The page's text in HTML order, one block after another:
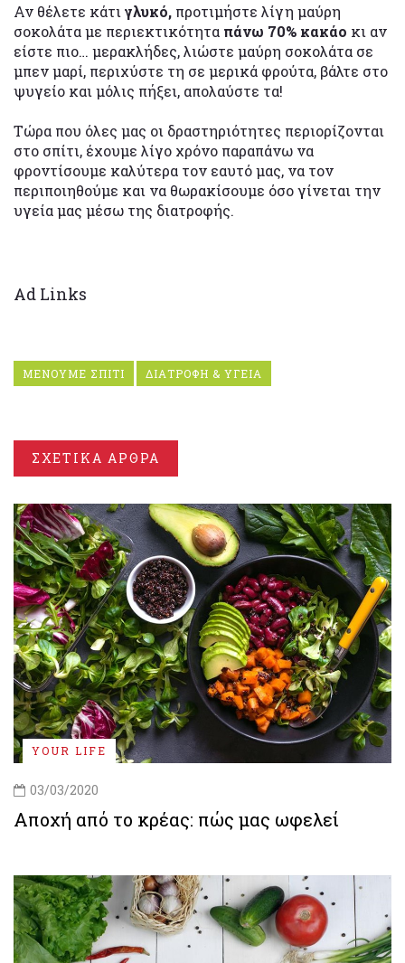
Αν θέλετε κάτι γλυκό, προτιμήστε λίγη μαύρη
σοκολάτα με περιεκτικότητα πάνω 70% κακάο κι αν
είστε πιο… μερακλήδες, λιώστε μαύρη σοκολάτα σε
μπεν μαρί, περιχύστε τη σε μερικά φρούτα, βάλτε στο
ψυγείο και μόλις πήξει, απολαύστε τα!
Τώρα που όλες μας οι δραστηριότητες περιορίζονται
στο σπίτι, έχουμε λίγο χρόνο παραπάνω να
φροντίσουμε καλύτερα τον εαυτό μας, να τον
περιποιηθούμε και να θωρακίσουμε όσο γίνεται την
υγεία μας μέσω της διατροφής.
Ad Links
ΜΕΝΟΥΜΕ ΣΠΙΤΙ ΔΙΑΤΡΟΦΗ & ΥΓΕΙΑ
ΣΧΕΤΙΚΑ ΑΡΘΡΑ
YOUR LIFE
03/03/2020
Αποχή από το κρέας: πώς μας ωφελεί